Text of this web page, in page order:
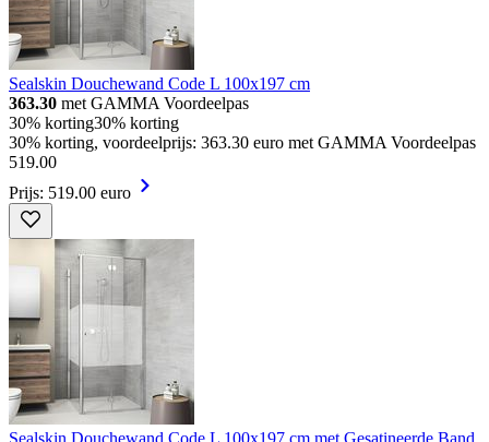
Sealskin Douchewand Code L 100x197 cm
363.30 met GAMMA Voordeelpas
30% korting30% korting
30% korting, voordeelprijs: 363.30 euro met GAMMA Voordeelpas
519.00
Prijs: 519.00 euro